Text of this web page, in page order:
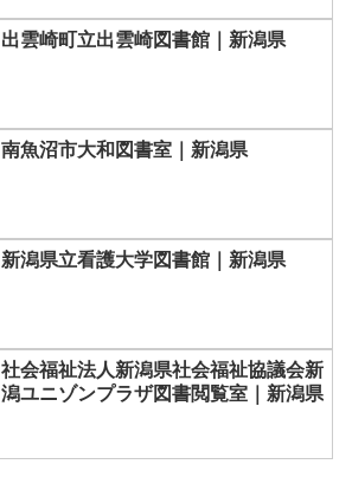
出雲崎町立出雲崎図書館｜新潟県
南魚沼市大和図書室｜新潟県
新潟県立看護大学図書館｜新潟県
社会福祉法人新潟県社会福祉協議会新
潟ユニゾンプラザ図書閲覧室｜新潟県